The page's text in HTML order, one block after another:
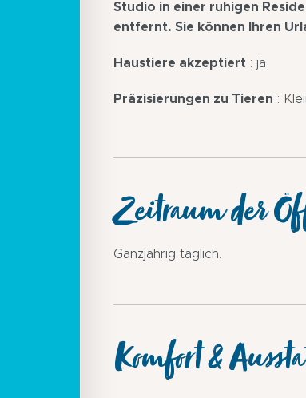
Studio in einer ruhigen
entfernt. Sie können Ihren
Haustiere akzeptiert : ja
Präzisierungen zu Tieren :
Zeitraum der
Ganzjährig täglich.
Komfort &